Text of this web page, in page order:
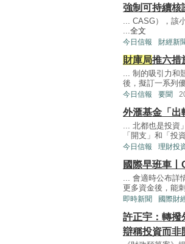
強制可持續核
... CASG），該
...全文
今日信報 財經新
財庫局推六措
... 制的吸引力和
後，擬訂一系列
今日信報 要聞
外滙基金「出
... 北都也是投資
「開支」和「投
今日信報 理財投
國際早班車
... 會適時公布詳
更多資金後，能
即時新聞 國際財
許正宇：轉撥
辯稱投資而非